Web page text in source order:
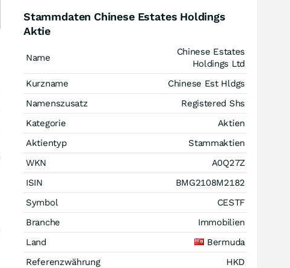
Stammdaten Chinese Estates Holdings
Aktie
Name
Chinese Estates
Holdings Ltd
Kurzname
Chinese Est Hldgs
Namenszusatz
Registered Shs
Kategorie
Aktien
Aktientyp
Stammaktien
WKN
A0Q27Z
ISIN
BMG2108M2182
Symbol
CESTF
Branche
Immobilien
Land
Bermuda
Referenzwährung
HKD